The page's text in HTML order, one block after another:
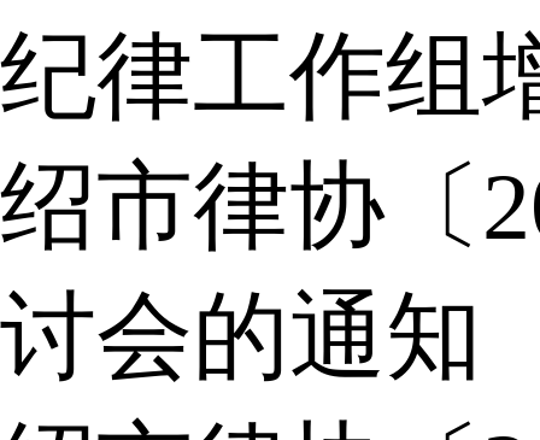
纪律工作组
绍市律协〔
讨会的通知